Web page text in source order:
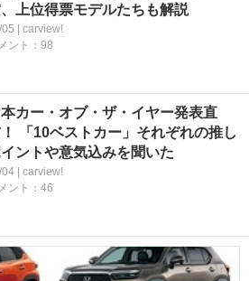
上位得票モデルたちも解説
05 | carview!
ント：98
本カー・オブ・ザ・イヤー発表直
「10ベストカー」それぞれの推し
ントや意気込みを聞いた
04 | carview!
ント：46